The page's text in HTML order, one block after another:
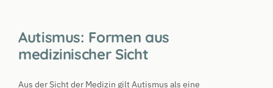
Autismus: Formen aus
medizinischer Sicht
Aus der Sicht der Medizin gilt Autismus als eine